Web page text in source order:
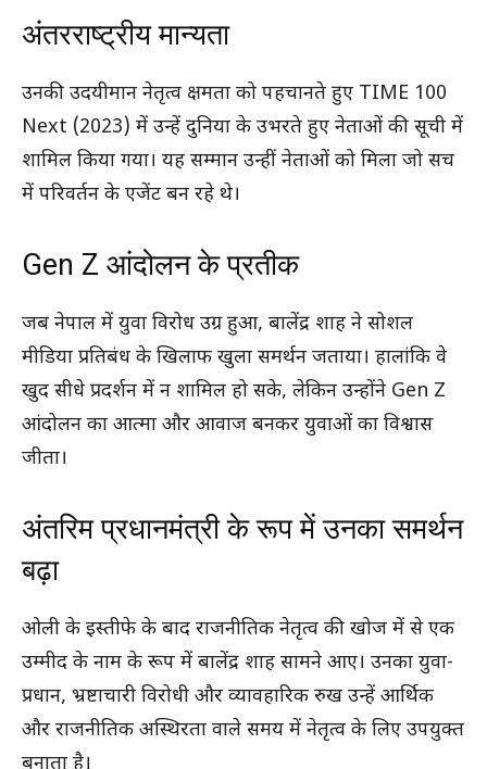
अंतरराष्ट्रीय मान्यता
उनकी उदयीमान नेतृत्व क्षमता को पहचानते हुए TIME 100
Next (2023) में उन्हें दुनिया के उभरते हुए नेताओं की सूची में
शामिल किया गया। यह सम्मान उन्हीं नेताओं को मिला जो सच
में परिवर्तन के एजेंट बन रहे थे।
Gen Z आंदोलन के प्रतीक
जब नेपाल में युवा विरोध उग्र हुआ, बालेंद्र शाह ने सोशल
मीडिया प्रतिबंध के खिलाफ खुला समर्थन जताया। हालांकि वे
खुद सीधे प्रदर्शन में न शामिल हो सके, लेकिन उन्होंने Gen Z
आंदोलन का आत्मा और आवाज बनकर युवाओं का विश्वास
जीता।
अंतरिम प्रधानमंत्री के रूप में उनका समर्थन
बढ़ा
ओली के इस्तीफे के बाद राजनीतिक नेतृत्व की खोज में से एक
उम्मीद के नाम के रूप में बालेंद्र शाह सामने आए। उनका युवा-
प्रधान, भ्रष्टाचारी विरोधी और व्यावहारिक रुख उन्हें आर्थिक
और राजनीतिक अस्थिरता वाले समय में नेतृत्व के लिए उपयुक्त
बनाता है।